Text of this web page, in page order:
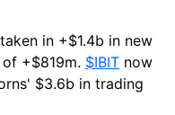
in +$1.4b in new
+$819m. $IBIT now
$3.6b in trading